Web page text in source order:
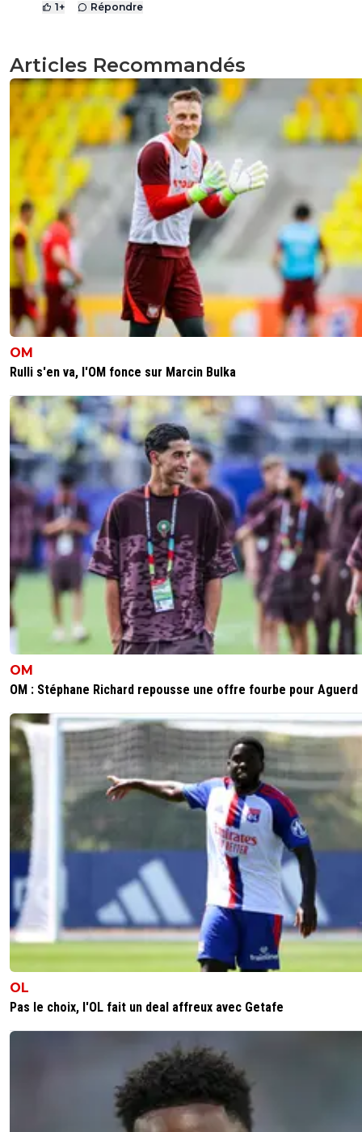
1+ Répondre
Articles Recommandés
OM
Rulli s'en va, l'OM fonce sur Marcin Bulka
OM
OM : Stéphane Richard repousse une offre fourbe pour Aguerd
OL
Pas le choix, l'OL fait un deal affreux avec Getafe